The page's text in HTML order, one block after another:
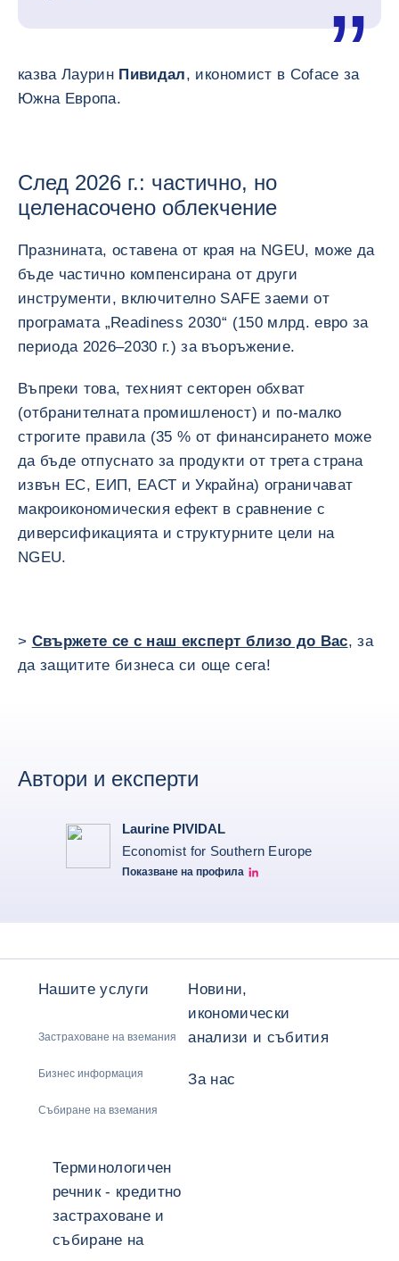
казва Лаурин Пивидал, икономист в Coface за
Южна Европа.
След 2026 г.: частично, но
целенасочено облекчение
Празнината, оставена от края на NGEU, може да
бъде частично компенсирана от други
инструменти, включително SAFE заеми от
програмата „Readiness 2030“ (150 млрд. евро за
периода 2026–2030 г.) за въоръжение.
Въпреки това, техният секторен обхват
(отбранителната промишленост) и по-малко
строгите правила (35 % от финансирането може
да бъде отпуснато за продукти от трета страна
извън ЕС, ЕИП, ЕАСТ и Украйна) ограничават
макроикономическия ефект в сравнение с
диверсификацията и структурните цели на
NGEU.
> Свържете се с наш експерт близо до Вас, за
да защитите бизнеса си още сега!
Автори и експерти
Laurine PIVIDAL
Economist for Southern Europe
Показване на профила
Laurine Pividal Linkedin
Нашите услуги
Застраховане на вземания
Бизнес информация
Събиране на вземания
Новини,
икономически
анализи и събития
За нас
Терминологичен
речник - кредитно
застраховане и
събиране на